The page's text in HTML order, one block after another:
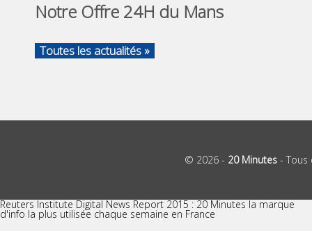
Notre Offre 24H du Mans
Toutes les actualités »
© 2026 - 20 Minutes -
Reuters Institute Digital News Report 2015 : 20 Minutes la marque
d'info la plus utilisée chaque semaine en France